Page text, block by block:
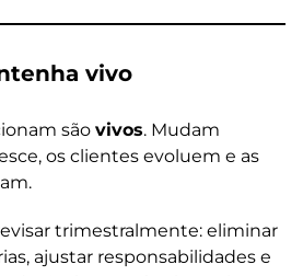
vivo
são vivos. Mudam
os clientes evoluem e as
trimestralmente: eliminar
ajustar responsabilidades e